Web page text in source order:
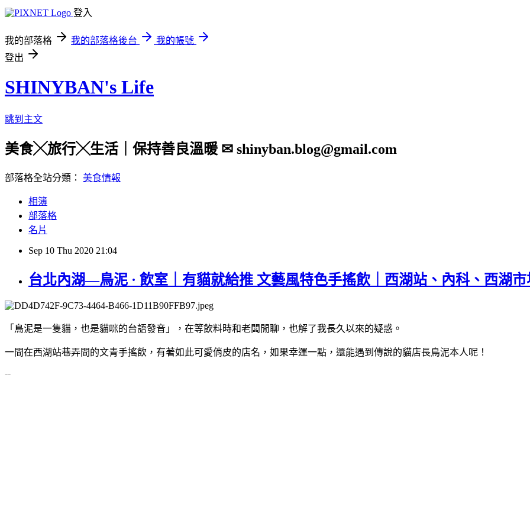
登入
我的部落格 我的部落格後台
我的帳號
登出
SHINYBAN's Life
跳到主文
美食╳旅行╳生活｜保持善良溫暖 ✉ shinyban.blog@gmail.com
部落格全站分類： 美食情報
相簿
部落格
名片
Sep 10 Thu 2020 21:04
台北內湖—鳥泥 · 飲室｜有貓就給推 文藝風特色手搖飲｜西湖站、內科、西湖市
「鳥泥是一隻貓，也是貓咪的台語發音」，在等飲料時和老闆閒聊，也解了我長久以來的疑惑。
一間在西湖站巷弄間的文青手搖飲，有著如此可愛俏皮的店名，如果幸運一點，還能遇到傳說的貓店長鳥泥本人呢！
--